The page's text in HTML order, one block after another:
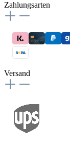
Zahlungsarten
Versand